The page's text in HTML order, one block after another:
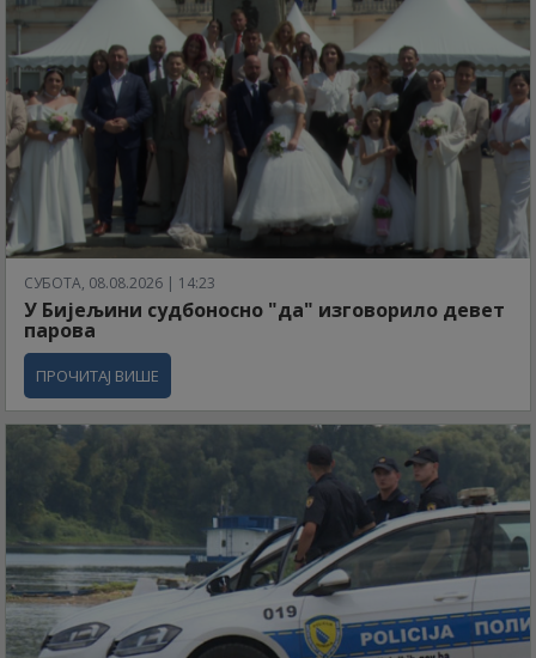
СУБОТА, 08.08.2026 | 14:23
У Бијељини судбоносно "да" изговорило девет
парова
ПРОЧИТАЈ ВИШЕ